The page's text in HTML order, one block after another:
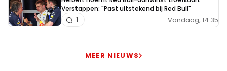
Verstappen: "Past uitstekend bij Red Bull"
Vandaag, 14:35
1
MEER NIEUWS